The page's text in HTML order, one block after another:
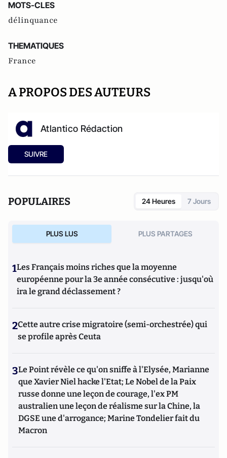
MOTS-CLES
délinquance
THEMATIQUES
France
A PROPOS DES AUTEURS
Atlantico Rédaction
SUIVRE
POPULAIRES 24 Heures 7 Jours
PLUS LUS PLUS PARTAGES
1Les Français moins riches que la moyenne
européenne pour la 3e année consécutive : jusqu'où
ira le grand déclassement ?
2Cette autre crise migratoire (semi-orchestrée) qui
se profile après Ceuta
3Le Point révèle ce qu'on sniffe à l'Elysée, Marianne
que Xavier Niel hacke l'Etat; Le Nobel de la Paix
russe donne une leçon de courage, l'ex PM
australien une leçon de réalisme sur la Chine, la
DGSE une d'arrogance; Marine Tondelier fait du
Macron